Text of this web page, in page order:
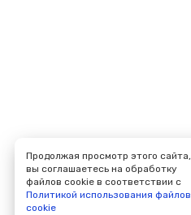
Продолжая просмотр этого сайта,
вы соглашаетесь на обработку
файлов cookie в соответствии с
Политикой использования файлов
cookie